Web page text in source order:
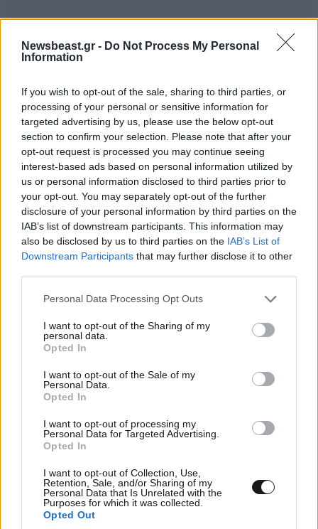
Newsbeast.gr - Do Not Process My Personal
Information
If you wish to opt-out of the sale, sharing to third parties, or
processing of your personal or sensitive information for
targeted advertising by us, please use the below opt-out
section to confirm your selection. Please note that after your
opt-out request is processed you may continue seeing
interest-based ads based on personal information utilized by
us or personal information disclosed to third parties prior to
your opt-out. You may separately opt-out of the further
disclosure of your personal information by third parties on the
IAB’s list of downstream participants. This information may
also be disclosed by us to third parties on the IAB’s List of
Downstream Participants that may further disclose it to other
Please note that this website/app uses one or more Google
not limited to your visit or usage behaviour. You may click to
grant or deny consent to Google and its third-party tags to
use your data for below specified purposes in below Google
consent section.
Personal Data Processing Opt Outs
I want to opt-out of the Sharing of my
personal data.
Opted In
I want to opt-out of the Sale of my
Personal Data.
Opted In
I want to opt-out of processing my
Personal Data for Targeted Advertising.
Opted In
I want to opt-out of Collection, Use,
Retention, Sale, and/or Sharing of my
Personal Data that Is Unrelated with the
Purposes for which it was collected.
Opted Out
0 ΣΧΌΛΙΑ ΑΝΑΓΝΩΣΤΏΝ
ΠΡΟΣΘΕΣΤΕ ΤΟ ΣΧΟΛΙΟ ΣΑΣ
Xαρακτήρες: 0/1000
TRENDING